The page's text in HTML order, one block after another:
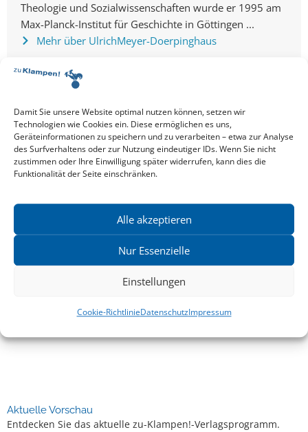
Damit Sie unsere Website optimal nutzen können, setzen wir
Technologien wie Cookies ein. Diese ermöglichen es uns,
Geräteinformationen zu speichern und zu verarbeiten – etwa zur Analyse
des Surfverhaltens oder zur Nutzung eindeutiger IDs. Wenn Sie nicht
zustimmen oder Ihre Einwilligung später widerrufen, kann dies die
Funktionalität der Seite einschränken.
Alle akzeptieren
Nur Essenzielle
Einstellungen
Cookie-RichtlinieDatenschutzImpressum
Theologie und Sozialwissenschaften wurde er 1995 am
Max-Planck-Institut für Geschichte in Göttingen ...
Mehr über UlrichMeyer-Doerpinghaus
Alle Events
EVENT TEILEN
VERANSTALTUNGSORT
GDA-Wohnstift Frankfurt am Zoo
GoogleMaps
22. August 2017
17:00 Uhr
Aktuelle Vorschau
Entdecken Sie das aktuelle zu-Klampen!-Verlagsprogramm.